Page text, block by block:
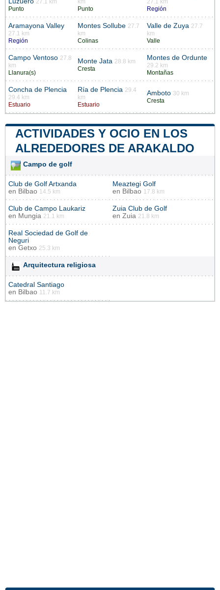
27.1 km
Punto
km
Punto
27.1 km
Región
Aramayona Valley
27.1 km
Región
Montes Sollube 27.7
km
Colinas
Valle de Zuya 27.7
km
Valle
Campo Ventoso 27.8
km
Llanura(s)
Monte Jata 28.8 km
Cresta
Montes de Ordunte
29.2 km
Montañas
Concha de Plencia
29.4 km
Estuario
Ría de Plencia 29.4
km
Estuario
Amboto 30 km
Cresta
ACTIVIDADES Y OCIO EN LOS
ALREDEDORES DE ARAKALDO
Campo de golf
Club de Golf Artxanda
en Bilbao 14.5 km
Meaztegi Golf
en Bilbao 17.8 km
Club de Campo Laukariz
en Mungia 21.1 km
Zuia Club de Golf
en Zuia 21.8 km
Real Sociedad de Golf de
Neguri
en Getxo 25.3 km
Arquitectura religiosa
Catedral Santiago
en Bilbao 11.7 km